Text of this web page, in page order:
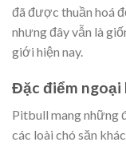
đã được thuần hoá
nhưng đây vẫn là
giới hiện nay.
Đặc điểm ngoại
Pitbull mang những
các loài chó săn